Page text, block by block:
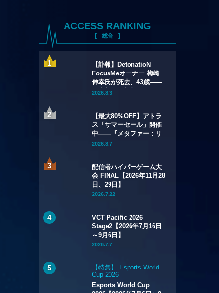
ACCESS RANKING
総合
【訃報】DetonatioN
FocusMeオーナー 梅崎
伸幸氏が死去、43歳——
国内初の給与制eスポーツ
2026.8.3
【最大80%OFF】アトラ
ス「サマーセール」開催
中——『メタファー：リ
ファンタジオ』デジタル
2026.8.7
配信者ハイパーゲーム大
会 FINAL【2026年11月28
日、29日】
2026.7.22
VCT Pacific 2026
Stage2【2026年7月16日
～9月6日】
2026.7.7
【特集】 Esports World
Cup 2026
Esports World Cup